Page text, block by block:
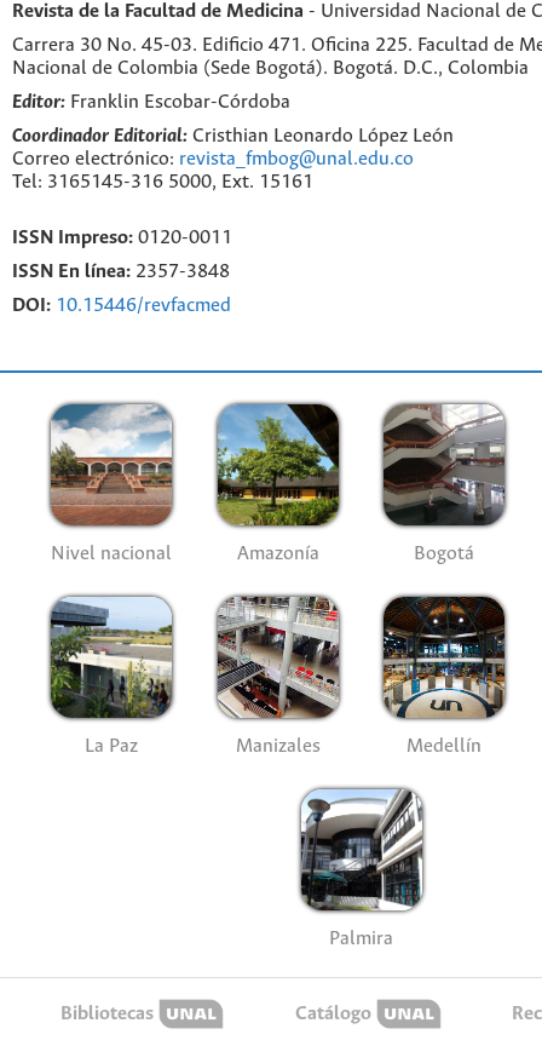
Revista de la Facultad de Medicina - Universidad Nacional de
Carrera 30 No. 45-03. Edificio 471. Oficina 225. Facultad de
Nacional de Colombia (Sede Bogotá). Bogotá. D.C., Colombia
Editor: Franklin Escobar-Córdoba
Coordinador Editorial: Cristhian Leonardo López León
Correo electrónico: revista_fmbog@unal.edu.co
Tel: 3165145-316 5000, Ext. 15161
ISSN Impreso: 0120-0011
ISSN En línea: 2357-3848
DOI: 10.15446/revfacmed
Nivel nacional Amazonía Bogotá
La Paz Manizales Medellín
Palmira
Bibliotecas Catálogo